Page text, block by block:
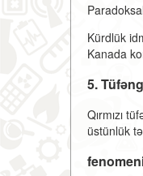
Kürdlük
Kanada
5.
Qırmızı
üstünlük